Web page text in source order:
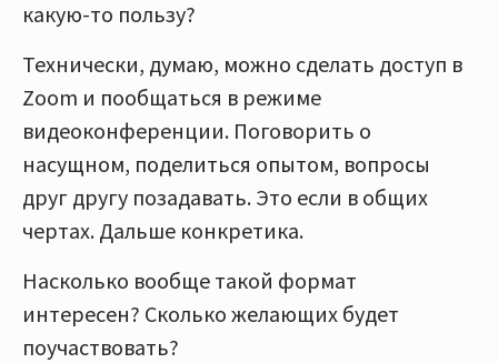
какую-то пользу?
Технически, думаю, можно сделать доступ в
Zoom и пообщаться в режиме
видеоконференции. Поговорить о
насущном, поделиться опытом, вопросы
друг другу позадавать. Это если в общих
чертах. Дальше конкретика.
Насколько вообще такой формат
интересен? Сколько желающих будет
поучаствовать?